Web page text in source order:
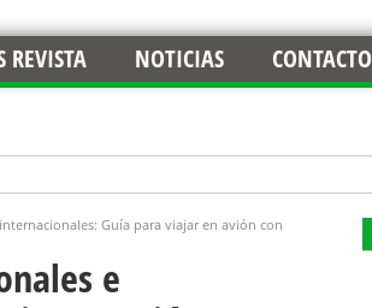
REVISTA NOTICIAS CONTACTO
Guía para viajar en avión con
e